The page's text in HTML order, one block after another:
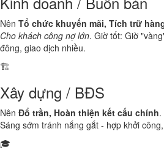
Nên Tổ chức khuyến mãi, Tích trữ
Cho khách công nợ lớn. Giờ tốt: Giờ
đông, giao dịch nhiều.
🏗️
Xây dựng / BĐS
Nên Đổ trần, Hoàn thiện kết cấu chính.
Sáng sớm tránh nắng gắt - hợp khởi
🎓